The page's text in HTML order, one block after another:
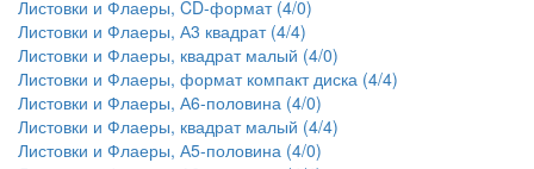
Листовки и Флаеры, CD-формат (4/0)
Листовки и Флаеры, А3 квадрат (4/4)
Листовки и Флаеры, квадрат малый (4/0)
Листовки и Флаеры, формат компакт диска (4/4)
Листовки и Флаеры, А6-половина (4/0)
Листовки и Флаеры, квадрат малый (4/4)
Листовки и Флаеры, А5-половина (4/0)